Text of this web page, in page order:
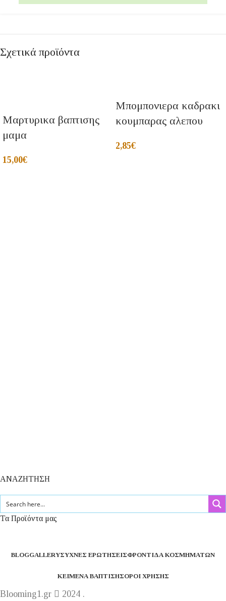
Σχετικά προϊόντα
Μαρτυρικα βαπτισης
μαμα
15,00€
Μπομπονιερα καδρακι
κουμπαρας αλεπου
2,85€
ΑΝΑΖΗΤΗΣΗ
Τα Προϊόντα μας
BLOGGALLERYΣΥΧΝΈΣ ΕΡΩΤΉΣΕΙΣΦΡΟΝΤΊΔΑ ΚΟΣΜΗΜΆΤΩΝ
ΚΕΊΜΕΝΑ ΒΆΠΤΙΣΗΣΌΡΟΙ ΧΡΉΣΗΣ
Blooming1.gr 2024 .